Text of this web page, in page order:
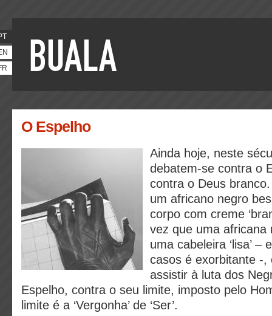
O Espelho
Ainda hoje, neste
debatem-se contra o
contra o Deus
um africano negro
corpo com creme
vez que uma africana
uma cabeleira ‘lisa’ –
casos é exorbitante -,
assistir à luta dos
Espelho, contra o seu limite, imposto pelo
limite é a ‘Vergonha’ de ‘Ser’.